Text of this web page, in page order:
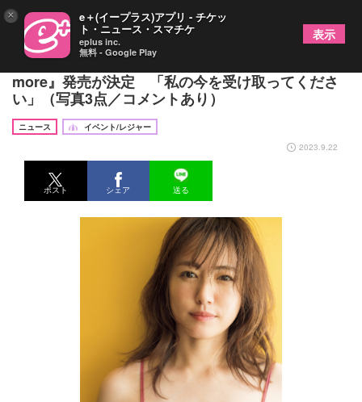
磯山さやか、39歳で6年ぶりとなる写真集『and
more』発売が決定 「私の今を受け取ってくださ
い」（写真3点／コメントあり）
ニュース
イベント/レジャー
2023.9.22
ポスト シェア 送る
× e＋(イープラス)アプリ - チケッ
ト・ニュース・スマチケ
eplus inc.
無料 - Google Play
表示